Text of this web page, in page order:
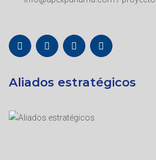
Aliados estratégicos